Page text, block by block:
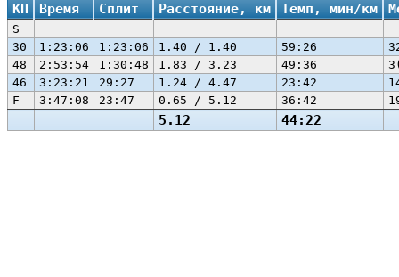
КП Время Сплит Расстояние, км Темп, мин/км
5.12 44:22
S
30
1:23:06 1:23:06 1.40 / 1.40 59:26
48
2:53:54 1:30:48 1.83 / 3.23 49:36
46
3:23:21 29:27 1.24 / 4.47 23:42
F
3:47:08 23:47 0.65 / 5.12 36:42